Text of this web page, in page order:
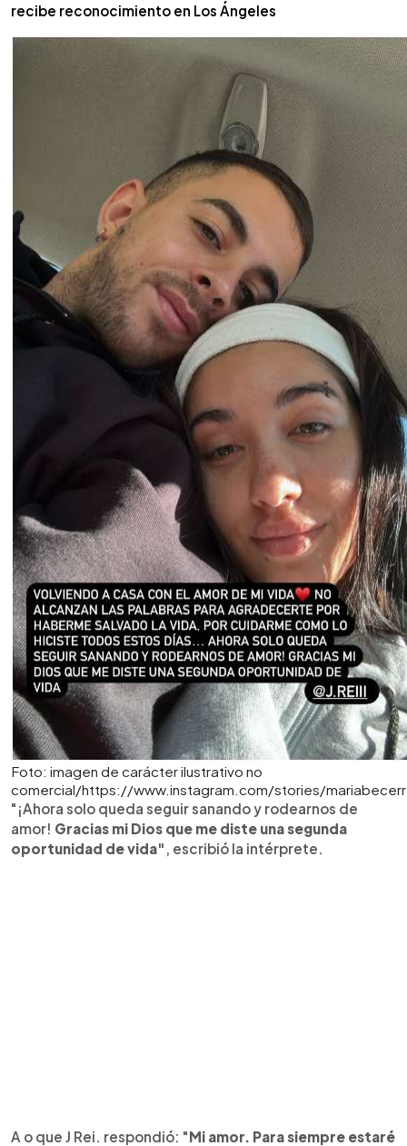
recibe reconocimiento en Los Ángeles
Foto: imagen de carácter ilustrativo no
comercial/https://www.instagram.com/stories/
"¡Ahora solo queda seguir sanando y rodearnos de
amor! Gracias mi Dios que me diste una segunda
oportunidad de vida" , escribió la intérprete.
A o que J Rei. respondió: "Mi amor. Para siempre estaré